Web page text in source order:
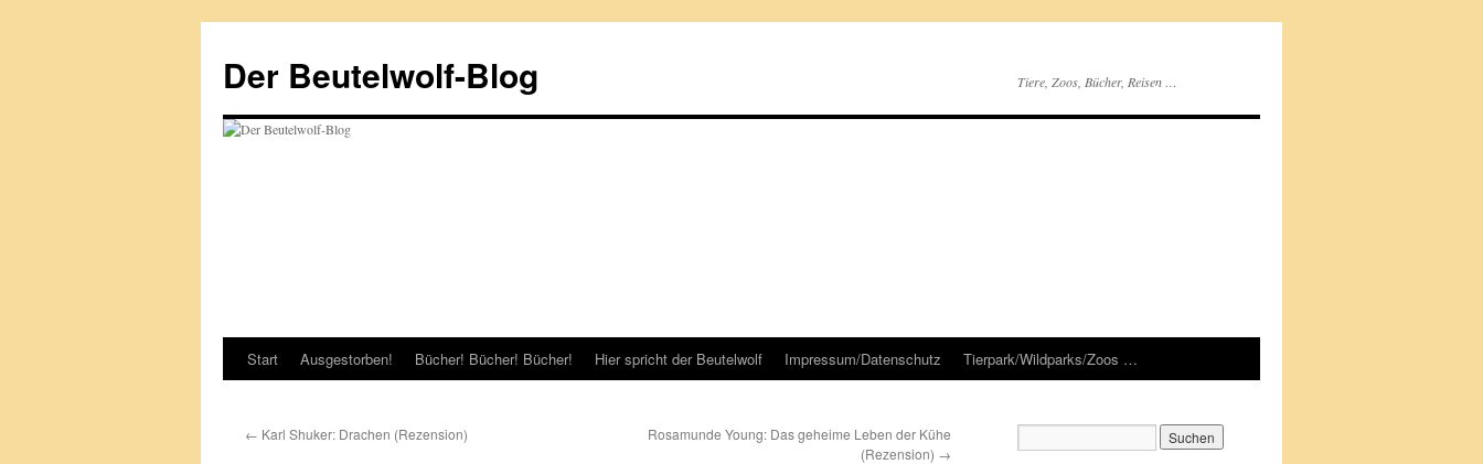
springen
Der Beutelwolf-Blog Tiere, Zoos, Bücher, Reisen …
Start Ausgestorben! Bücher! Bücher! Bücher! Hier spricht der Beutelwolf Impressum/Datenschutz Tierpark/Wildparks/Zoos …
← Karl Shuker: Drachen (Rezension)
Rosamunde Young: Das geheime Leben der Kühe
(Rezension) →